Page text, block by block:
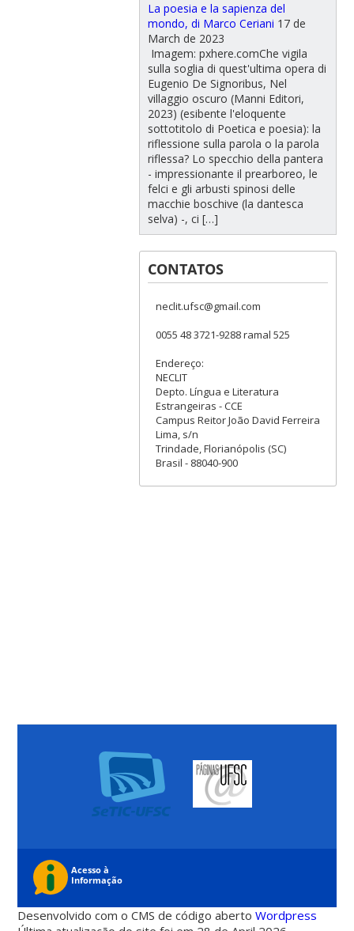
La poesia e la sapienza del
mondo, di Marco Ceriani 17 de
March de 2023
Imagem: pxhere.comChe vigila
sulla soglia di quest'ultima opera di
Eugenio De Signoribus, Nel
villaggio oscuro (Manni Editori,
2023) (esibente l'eloquente
sottotitolo di Poetica e poesia): la
riflessione sulla parola o la parola
riflessa? Lo specchio della pantera
- impressionante il prearboreo, le
felci e gli arbusti spinosi delle
macchie boschive (la dantesca
selva) -, ci […]
CONTATOS
neclit.ufsc@gmail.com
0055 48 3721-9288 ramal 525
Endereço:
NECLIT
Depto. Língua e Literatura
Estrangeiras - CCE
Campus Reitor João David Ferreira
Lima, s/n
Trindade, Florianópolis (SC)
Brasil - 88040-900
Desenvolvido com o CMS de código abertoWordpress